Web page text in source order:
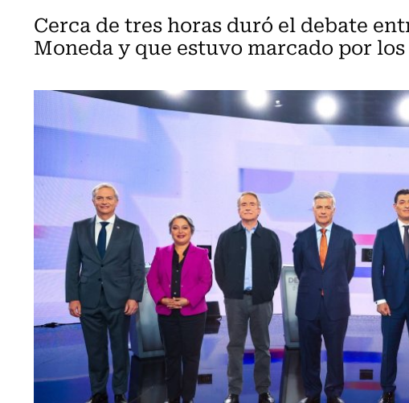
Cerca de tres horas duró el debate
Moneda y que estuvo marcado por